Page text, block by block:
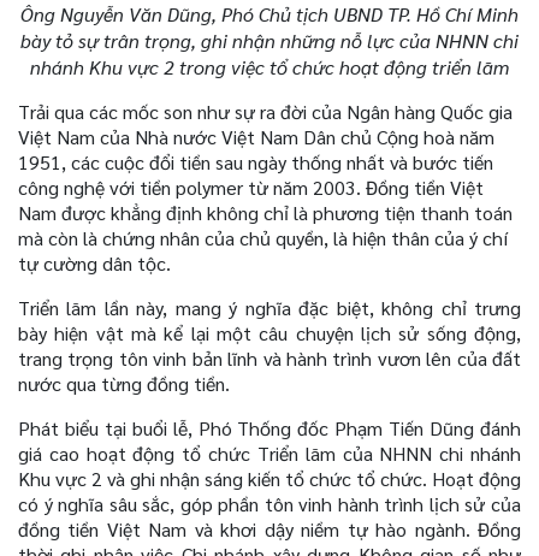
Ông Nguyễn Văn Dũng, Phó Chủ tịch UBND TP. Hồ Chí Minh
bày tỏ sự trân trọng, ghi nhận những nỗ lực của NHNN chi
nhánh Khu vực 2 trong việc tổ chức hoạt động triển lãm
Trải qua các mốc son như sự ra đời của Ngân hàng Quốc gia
Việt Nam của Nhà nước Việt Nam Dân chủ Cộng hoà năm
1951, các cuộc đổi tiền sau ngày thống nhất và bước tiến
công nghệ với tiền polymer từ năm 2003. Đồng tiền Việt
Nam được khẳng định không chỉ là phương tiện thanh toán
mà còn là chứng nhân của chủ quyền, là hiện thân của ý chí
tự cường dân tộc.
Triển lãm lần này, mang ý nghĩa đặc biệt, không chỉ trưng
bày hiện vật mà kể lại một câu chuyện lịch sử sống động,
trang trọng tôn vinh bản lĩnh và hành trình vươn lên của đất
nước qua từng đồng tiền.
Phát biểu tại buổi lễ, Phó Thống đốc Phạm Tiến Dũng đánh
giá cao hoạt động tổ chức Triển lãm của NHNN chi nhánh
Khu vực 2 và ghi nhận sáng kiến tổ chức tổ chức. Hoạt động
có ý nghĩa sâu sắc, góp phần tôn vinh hành trình lịch sử của
đồng tiền Việt Nam và khơi dậy niềm tự hào ngành. Đồng